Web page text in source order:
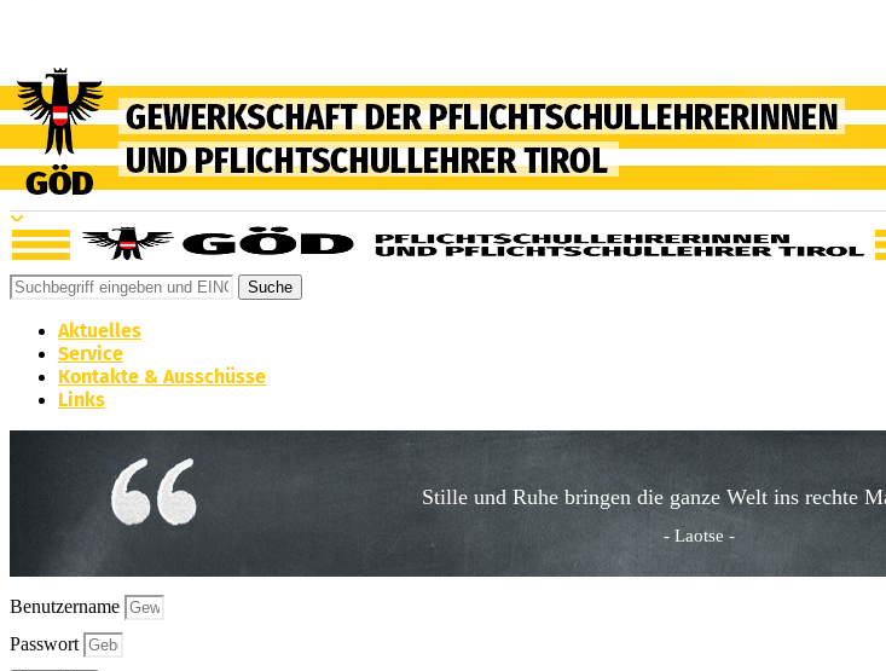
Suche
Aktuelles
Service
Kontakte & Ausschüsse
Links
Stille und Ruhe bringen die ganze Welt ins rechte
- Laotse -
Benutzername
Passwort